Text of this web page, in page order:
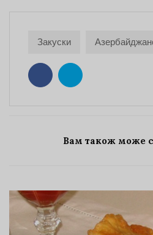
Закуски
Вам також може